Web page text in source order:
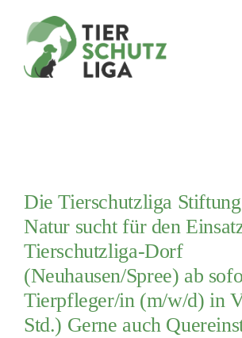
KOOPERATIONEN
4KIDS
TIERHEIMTIERE
Die Tierschutzliga
Natur sucht für den
Tierschutzliga-Dorf
(Neuhausen/Spree) ab
Tierpfleger/in (m/w/d) in
Std.) Gerne auch